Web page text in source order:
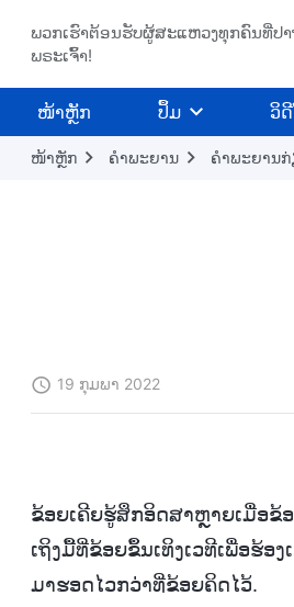
ພວກເຮົາຕ້ອນຮັບຜູ້ສະແຫວງທຸກຄົນທີ່ປ
ພຣະເຈົ້າ!
​ໜ້າຫຼັກ ປຶ້ມ ວິ​ດີ​
ໜ້າຫຼັກ ຄຳພະຍານ ຄຳພະຍານ
19 ກຸມພາ 2022
ຂ້ອຍເຄີຍຮູ້ສຶກອິດສາຫຼາຍເມື່ອຂ້
ເຖິງມື້ທີ່ຂ້ອຍຂຶ້ນເທິງເວທີເພື່ອຮ້ອ
ມາຮອດໄວກວ່າທີ່ຂ້ອຍຄິດໄວ້.